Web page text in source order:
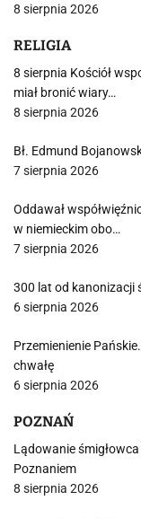
8 sierpnia 2026
RELIGIA
8 sierpnia Kościół
miał bronić wiary…
8 sierpnia 2026
Bł. Edmund
7 sierpnia 2026
Oddawał
w niemieckim obo…
7 sierpnia 2026
300 lat od kanonizacji
6 sierpnia 2026
Przemienienie
chwałę
6 sierpnia 2026
POZNAŃ
Lądowanie
Poznaniem
8 sierpnia 2026